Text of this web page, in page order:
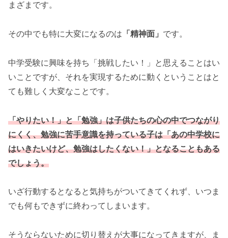
まざまです。
その中でも特に大変になるのは 「精神面」 です。
中学受験に興味を持ち「挑戦したい！」と思えることはい
いことですが、それを実現するために動くということはと
ても難しく大変なことです。
「やりたい！」と「勉強」は子供たちの心の中でつながり
にくく、勉強に苦手意識を持っている子は「あの中学校に
はいきたいけど、勉強はしたくない！」となることもある
でしょう。
いざ行動するとなると気持ちがついてきてくれず、いつま
でも何もできずに終わってしまいます。
そうならないために切り替えが大事になってきますが、ま